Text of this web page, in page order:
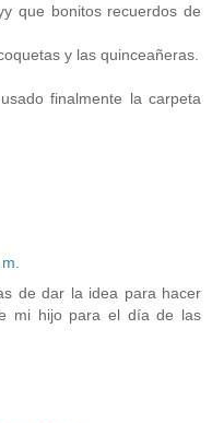
que bonitos recuerdos de
y las quinceañeras.
finalmente la carpeta
de dar la idea para hacer
mi hijo para el día de las